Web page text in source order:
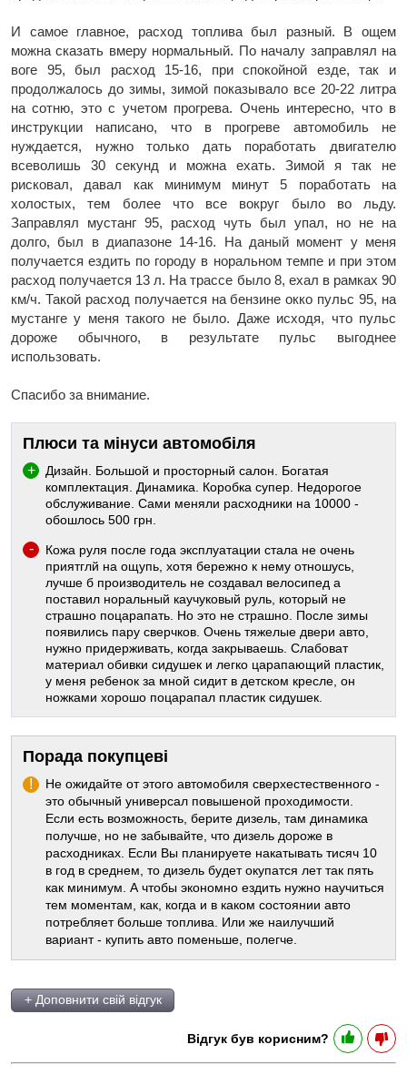
И самое главное, расход топлива был разный. В ощем
можна сказать вмеру нормальный. По началу заправлял на
воге 95, был расход 15-16, при спокойной езде, так и
продолжалось до зимы, зимой показывало все 20-22 литра
на сотню, это с учетом прогрева. Очень интересно, что в
инструкции написано, что в прогреве автомобиль не
нуждается, нужно только дать поработать двигателю
всеволишь 30 секунд и можна ехать. Зимой я так не
рисковал, давал как минимум минут 5 поработать на
холостых, тем более что все вокруг было во льду.
Заправлял мустанг 95, расход чуть был упал, но не на
долго, был в диапазоне 14-16. На даный момент у меня
получается ездить по городу в норальном темпе и при этом
расход получается 13 л. На трассе было 8, ехал в рамках 90
км/ч. Такой расход получается на бензине окко пульс 95, на
мустанге у меня такого не было. Даже исходя, что пульс
дороже обычного, в результате пульс выгоднее
использовать.
Спасибо за внимание.
Плюси та мінуси автомобіля
Дизайн. Большой и просторный салон. Богатая
комплектация. Динамика. Коробка супер. Недорогое
обслуживание. Сами меняли расходники на 10000 -
обошлось 500 грн.
Кожа руля после года эксплуатации стала не очень
приятглй на ощупь, хотя бережно к нему отношусь,
лучше б производитель не создавал велосипед а
поставил норальный каучуковый руль, который не
страшно поцарапать. Но это не страшно. После зимы
появились пару сверчков. Очень тяжелые двери авто,
нужно придерживать, когда закрываешь. Слабоват
материал обивки сидушек и легко царапающий пластик,
у меня ребенок за мной сидит в детском кресле, он
ножками хорошо поцарапал пластик сидушек.
Порада покупцеві
Не ожидайте от этого автомобиля сверхестественного -
это обычный универсал повышеной проходимости.
Если есть возможность, берите дизель, там динамика
получше, но не забывайте, что дизель дороже в
расходниках. Если Вы планируете накатывать тисяч 10
в год в среднем, то дизель будет окупатся лет так пять
как минимум. А чтобы экономно ездить нужно научиться
тем моментам, как, когда и в каком состоянии авто
потребляет больше топлива. Или же наилучший
вариант - купить авто поменьше, полегче.
+ Доповнити свій відгук
Відгук був корисним?